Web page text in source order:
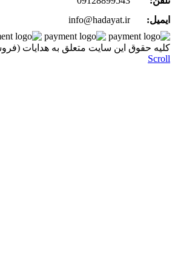
ایمیل:
info@hadayat.ir
کليه حقوق اين سايت متعلق به هدایات
Scroll